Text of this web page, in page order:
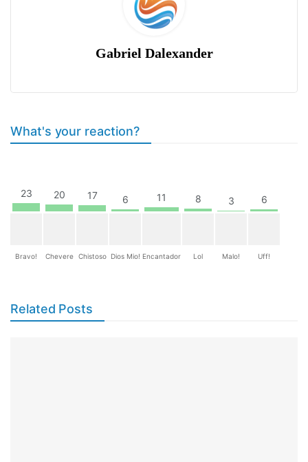
Gabriel Dalexander
What's your reaction?
23
Bravo!
20
Chevere
17
Chistoso
6
Dios Mio!
11
Encantador
8
Lol
3
Malo!
6
Uff!
Related Posts